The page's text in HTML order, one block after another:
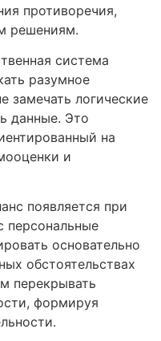
противоречия,
решениям.
система
разумное
замечать логические
данные. Это
на
и
появляется при
персональные
основательно
обстоятельствах
перекрывать
формируя